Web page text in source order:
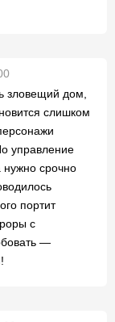
зловещий дом,
слишком
управление
нужно срочно
портит
с
—